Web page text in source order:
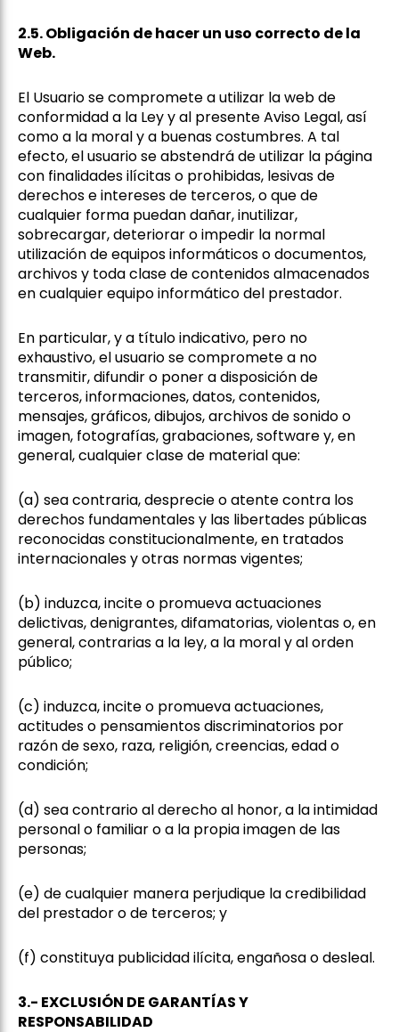
2.5. Obligación de hacer un uso correcto de la
Web.
El Usuario se compromete a utilizar la web de
conformidad a la Ley y al presente Aviso Legal, así
como a la moral y a buenas costumbres. A tal
efecto, el usuario se abstendrá de utilizar la página
con finalidades ilícitas o prohibidas, lesivas de
derechos e intereses de terceros, o que de
cualquier forma puedan dañar, inutilizar,
sobrecargar, deteriorar o impedir la normal
utilización de equipos informáticos o documentos,
archivos y toda clase de contenidos almacenados
en cualquier equipo informático del prestador.
En particular, y a título indicativo, pero no
exhaustivo, el usuario se compromete a no
transmitir, difundir o poner a disposición de
terceros, informaciones, datos, contenidos,
mensajes, gráficos, dibujos, archivos de sonido o
imagen, fotografías, grabaciones, software y, en
general, cualquier clase de material que:
(a) sea contraria, desprecie o atente contra los
derechos fundamentales y las libertades públicas
reconocidas constitucionalmente, en tratados
internacionales y otras normas vigentes;
(b) induzca, incite o promueva actuaciones
delictivas, denigrantes, difamatorias, violentas o, en
general, contrarias a la ley, a la moral y al orden
público;
(c) induzca, incite o promueva actuaciones,
actitudes o pensamientos discriminatorios por
razón de sexo, raza, religión, creencias, edad o
condición;
(d) sea contrario al derecho al honor, a la intimidad
personal o familiar o a la propia imagen de las
personas;
(e) de cualquier manera perjudique la credibilidad
del prestador o de terceros; y
(f) constituya publicidad ilícita, engañosa o desleal.
3.- EXCLUSIÓN DE GARANTÍAS Y
RESPONSABILIDAD